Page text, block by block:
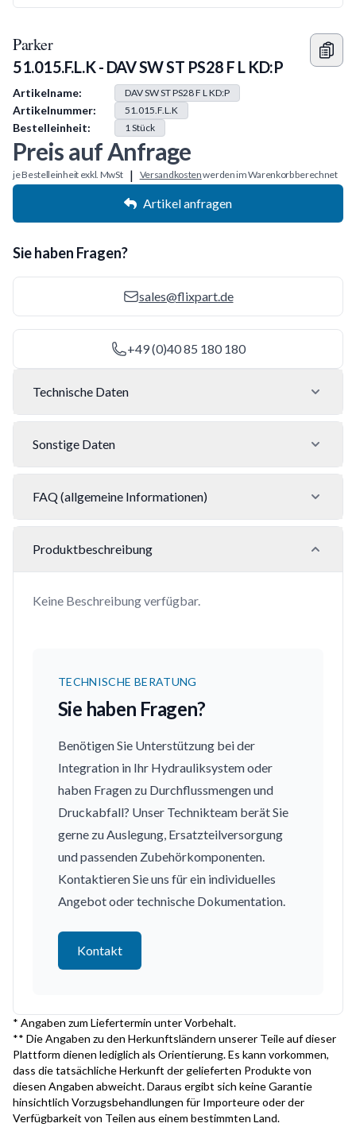
Parker
51.015.F.L.K - DAV SW ST PS28 F L KD:P
Produkt Information
Artikelname: DAV SW ST PS28 F L KD:P
Artikelnummer: 51.015.F.L.K
Bestelleinheit: 1Stück
Preis auf Anfrage
je Bestelleinheit exkl. MwSt | Versandkostenwerden im Warenkorb berechnet
Artikel anfragen
Sie haben Fragen?
sales@flixpart.de
+49 (0)40 85 180 180
Technische Daten
Sonstige Daten
FAQ (allgemeine Informationen)
Produktbeschreibung
Keine Beschreibung verfügbar.
TECHNISCHE BERATUNG
Sie haben Fragen?
Benötigen Sie Unterstützung bei der
Integration in Ihr Hydrauliksystem oder
haben Fragen zu Durchflussmengen und
Druckabfall? Unser Technikteam berät Sie
gerne zu Auslegung, Ersatzteilversorgung
und passenden Zubehörkomponenten.
Kontaktieren Sie uns für ein individuelles
Angebot oder technische Dokumentation.
Kontakt
* Angaben zum Liefertermin unter Vorbehalt.
** Die Angaben zu den Herkunftsländern unserer Teile auf dieser
Plattform dienen lediglich als Orientierung. Es kann vorkommen,
dass die tatsächliche Herkunft der gelieferten Produkte von
diesen Angaben abweicht. Daraus ergibt sich keine Garantie
hinsichtlich Vorzugsbehandlungen für Importeure oder der
Verfügbarkeit von Teilen aus einem bestimmten Land.